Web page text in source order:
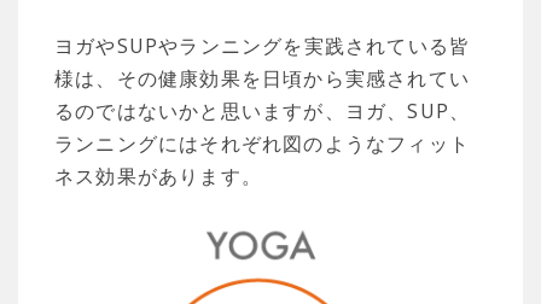
ヨガやSUPやランニングを実践されている皆
様は、その健康効果を日頃から実感されてい
るのではないかと思いますが、ヨガ、SUP、
ランニングにはそれぞれ図のようなフィット
ネス効果があります。